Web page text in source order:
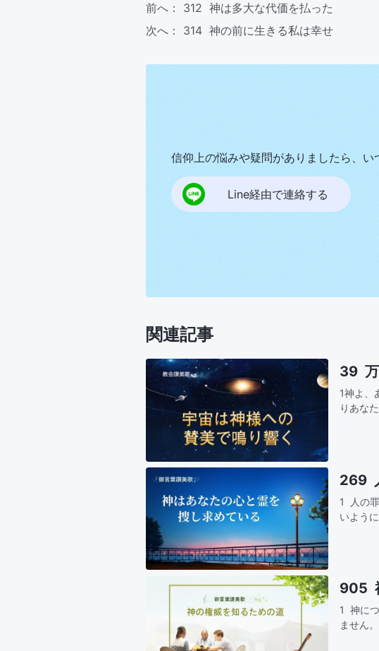
前へ： 312 神は多大な代価を払った
次へ： 314 神の前に生きる私は幸せ
信仰上の悩みや疑問がありましたら、い
Line経由で連絡する
関連記事
39 万
1神よ、
りあな
269
1 人の
いよう
905
1 神に
ません